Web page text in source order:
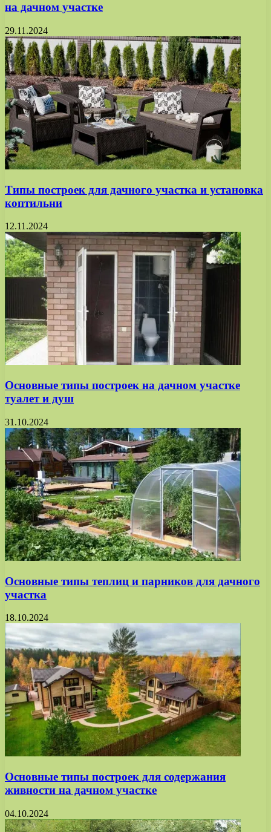
на дачном участке
29.11.2024
Типы построек для дачного участка и установка
коптильни
12.11.2024
Основные типы построек на дачном участке
туалет и душ
31.10.2024
Основные типы теплиц и парников для дачного
участка
18.10.2024
Основные типы построек для содержания
живности на дачном участке
04.10.2024